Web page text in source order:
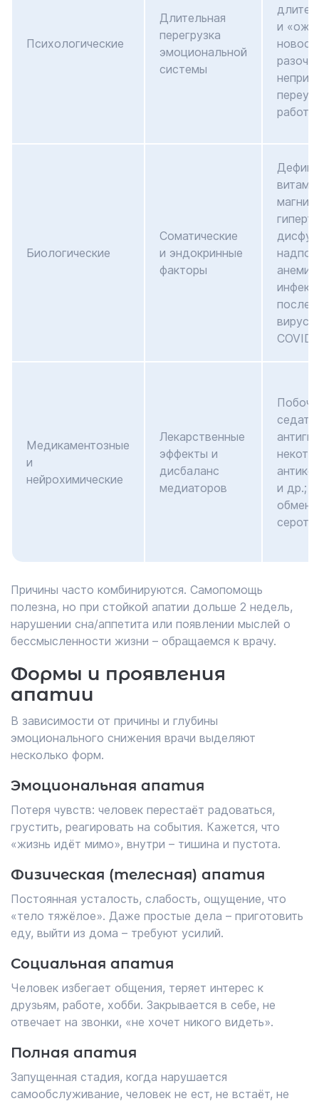
Психологические
Длительная
перегрузка
эмоциональной
системы
и
Биологические
Соматические
и эндокринные
факторы
COVID)
Медикаментозные
и
нейрохимические
Лекарственные
эффекты и
дисбаланс
медиаторов
и др.;
Причины часто комбинируются. Самопомощь
полезна, но при стойкой апатии дольше 2 недель,
нарушении сна/аппетита или появлении мыслей о
бессмысленности жизни – обращаемся к врачу.
Формы и проявления
апатии
В зависимости от причины и глубины
эмоционального снижения врачи выделяют
несколько форм.
Эмоциональная апатия
Потеря чувств: человек перестаёт радоваться,
грустить, реагировать на события. Кажется, что
«жизнь идёт мимо», внутри – тишина и пустота.
Физическая (телесная) апатия
Постоянная усталость, слабость, ощущение, что
«тело тяжёлое». Даже простые дела – приготовить
еду, выйти из дома – требуют усилий.
Социальная апатия
Человек избегает общения, теряет интерес к
друзьям, работе, хобби. Закрывается в себе, не
отвечает на звонки, «не хочет никого видеть».
Полная апатия
Запущенная стадия, когда нарушается
самообслуживание, человек не ест, не встаёт, не